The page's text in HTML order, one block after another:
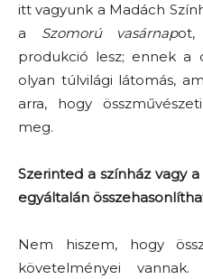
itt vagyunk a Madách
a Szomorú vasárnapot,
produkció lesz; ennek a
olyan túlvilági látomás,
arra, hogy
meg.
Szerinted a színház vagy
egyáltalán
Nem hiszem, hogy
követelményei vannak.